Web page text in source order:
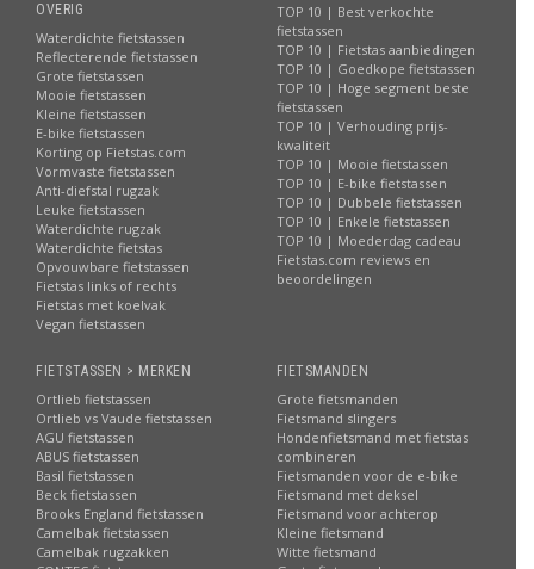
OVERIG
Waterdichte fietstassen
Reflecterende fietstassen
Grote fietstassen
Mooie fietstassen
Kleine fietstassen
E-bike fietstassen
Korting op Fietstas.com
Vormvaste fietstassen
Anti-diefstal rugzak
Leuke fietstassen
Waterdichte rugzak
Waterdichte fietstas
Opvouwbare fietstassen
Fietstas links of rechts
Fietstas met koelvak
Vegan fietstassen
TOP 10 | Best verkochte
fietstassen
TOP 10 | Fietstas aanbiedingen
TOP 10 | Goedkope fietstassen
TOP 10 | Hoge segment beste
fietstassen
TOP 10 | Verhouding prijs-
kwaliteit
TOP 10 | Mooie fietstassen
TOP 10 | E-bike fietstassen
TOP 10 | Dubbele fietstassen
TOP 10 | Enkele fietstassen
TOP 10 | Moederdag cadeau
Fietstas.com reviews en
beoordelingen
FIETSTASSEN > MERKEN
Ortlieb fietstassen
Ortlieb vs Vaude fietstassen
AGU fietstassen
ABUS fietstassen
Basil fietstassen
Beck fietstassen
Brooks England fietstassen
Camelbak fietstassen
Camelbak rugzakken
FIETSMANDEN
Grote fietsmanden
Fietsmand slingers
Hondenfietsmand met fietstas
combineren
Fietsmanden voor de e-bike
Fietsmand met deksel
Fietsmand voor achterop
Kleine fietsmand
Witte fietsmand